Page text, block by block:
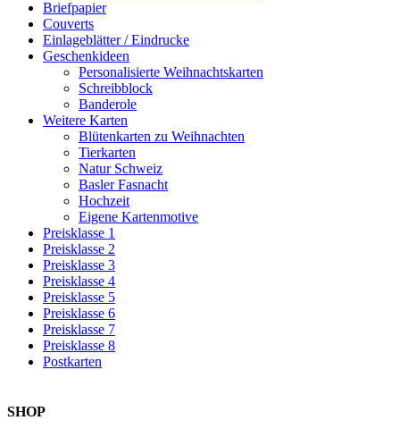
Briefpapier
Couverts
Einlageblätter / Eindrucke
Geschenkideen
Personalisierte Weihnachtskarten
Schreibblock
Banderole
Weitere Karten
Blütenkarten zu Weihnachten
Tierkarten
Natur Schweiz
Basler Fasnacht
Hochzeit
Eigene Kartenmotive
Preisklasse 1
Preisklasse 2
Preisklasse 3
Preisklasse 4
Preisklasse 5
Preisklasse 6
Preisklasse 7
Preisklasse 8
Postkarten
SHOP